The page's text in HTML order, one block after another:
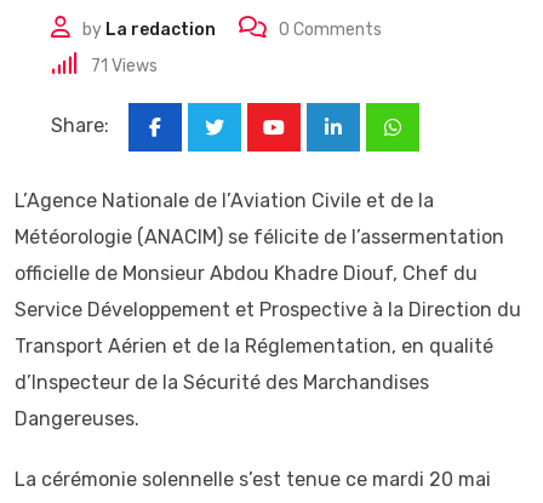
by La redaction 0 Comments
71 Views
Share:
LinkedInWhatsapp
L’Agence Nationale de l’Aviation Civile et de la
Météorologie (ANACIM) se félicite de l’assermentation
officielle de Monsieur Abdou Khadre Diouf, Chef du
Service Développement et Prospective à la Direction du
Transport Aérien et de la Réglementation, en qualité
d’Inspecteur de la Sécurité des Marchandises
Dangereuses.
La cérémonie solennelle s’est tenue ce mardi 20 mai